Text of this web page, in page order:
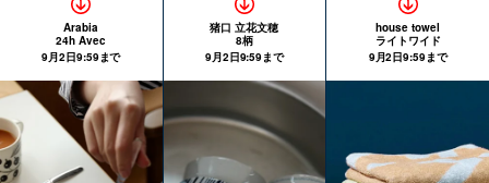
Arabia
24h Avec
9月2日9:59まで
猪口 立花文穂
8柄
9月2日9:59まで
house towel
ライトワイド
9月2日9:59まで